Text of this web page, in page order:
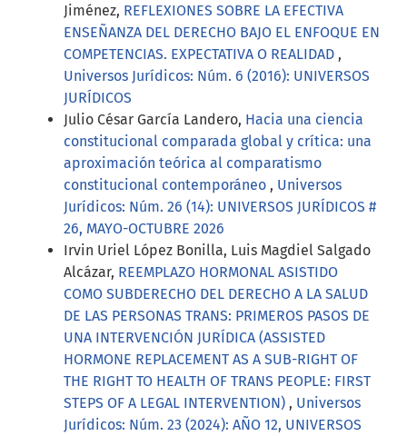
Jiménez, REFLEXIONES SOBRE LA EFECTIVA
ENSEÑANZA DEL DERECHO BAJO EL ENFOQUE EN
COMPETENCIAS. EXPECTATIVA O REALIDAD ,
Universos Jurídicos: Núm. 6 (2016): UNIVERSOS
JURÍDICOS
Julio César García Landero, Hacia una ciencia
constitucional comparada global y crítica: una
aproximación teórica al comparatismo
constitucional contemporáneo , Universos
Jurídicos: Núm. 26 (14): UNIVERSOS JURÍDICOS #
26, MAYO-OCTUBRE 2026
Irvin Uriel López Bonilla, Luis Magdiel Salgado
Alcázar, REEMPLAZO HORMONAL ASISTIDO
COMO SUBDERECHO DEL DERECHO A LA SALUD
DE LAS PERSONAS TRANS: PRIMEROS PASOS DE
UNA INTERVENCIÓN JURÍDICA (ASSISTED
HORMONE REPLACEMENT AS A SUB-RIGHT OF
THE RIGHT TO HEALTH OF TRANS PEOPLE: FIRST
STEPS OF A LEGAL INTERVENTION) , Universos
Jurídicos: Núm. 23 (2024): AÑO 12, UNIVERSOS